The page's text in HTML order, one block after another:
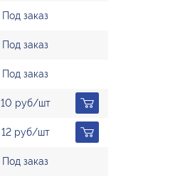
Под заказ
Под заказ
Под заказ
10 руб/шт
12 руб/шт
Под заказ